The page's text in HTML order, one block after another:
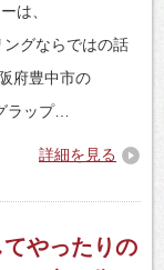
は、
グならではの話
府豊中市の
ラップ…
詳細を見る
やったりの